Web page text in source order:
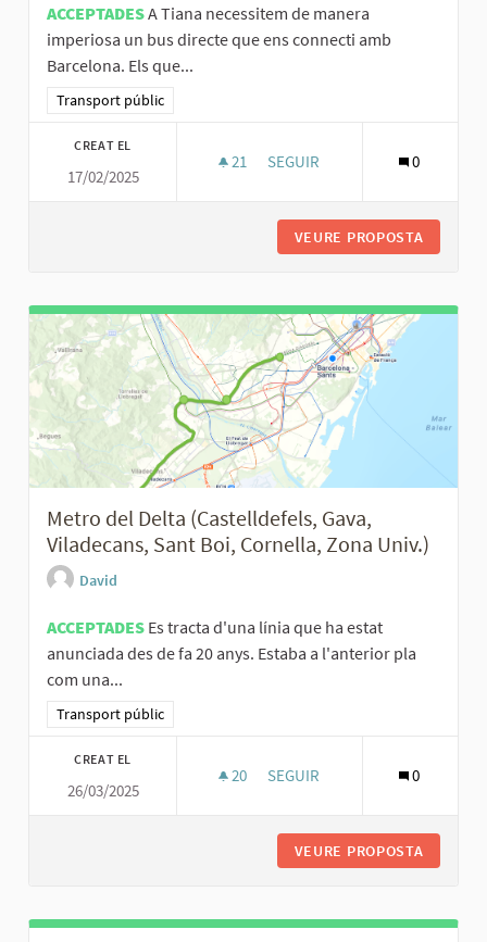
ACCEPTADESA Tiana necessitem de manera
imperiosa un bus directe que ens connecti amb
Barcelona. Els que...
Resultats al filtrar per la categoria: Transport públic
Transport públic
CREAT EL
17/02/2025
21 21 SEGUIDORES
SEGUIR 0
VEURE PROPOSTA
Metro del Delta (Castelldefels, Gava,
Viladecans, Sant Boi, Cornella, Zona Univ.)
David
ACCEPTADES Es tracta d'una línia que ha estat
anunciada des de fa 20 anys. Estaba a l'anterior pla
com una...
Resultats al filtrar per la categoria: Transport públic
Transport públic
CREAT EL
26/03/2025
20 20 SEGUIDORES
SEGUIR 0
VEURE PROPOSTA